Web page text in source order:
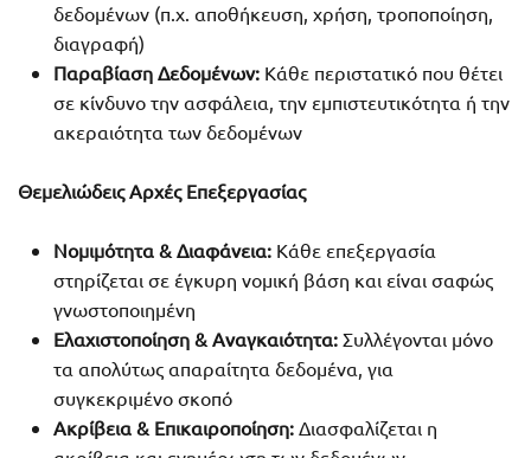
δεδομένων (π.χ. αποθήκευση, χρήση, τροποποίηση,
διαγραφή)
Παραβίαση Δεδομένων: Κάθε περιστατικό που θέτει
σε κίνδυνο την ασφάλεια, την εμπιστευτικότητα ή την
ακεραιότητα των δεδομένων
Θεμελιώδεις Αρχές Επεξεργασίας
Νομιμότητα & Διαφάνεια: Κάθε επεξεργασία
στηρίζεται σε έγκυρη νομική βάση και είναι σαφώς
γνωστοποιημένη
Ελαχιστοποίηση & Αναγκαιότητα: Συλλέγονται μόνο
τα απολύτως απαραίτητα δεδομένα, για
συγκεκριμένο σκοπό
Ακρίβεια & Επικαιροποίηση: Διασφαλίζεται η